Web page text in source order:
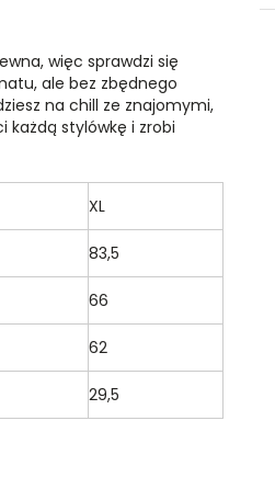
więc sprawdzi się
ale bez zbędnego
na chill ze znajomymi,
stylówkę i zrobi
XL
83,5
66
62
29,5